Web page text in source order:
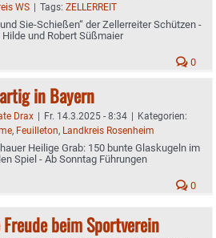
WS | Tags: ZELLERREIT
und Sie-Schießen“ der Zellerreiter Schützen -
Hilde und Robert Süßmaier
0
in Bayern
Drax | Fr. 14.3.2025 - 8:34 | Kategorien:
, Feuilleton, Landkreis Rosenheim
Heilige Grab: 150 bunte Glaskugeln im
Spiel - Ab Sonntag Führungen
0
beim Sportverein